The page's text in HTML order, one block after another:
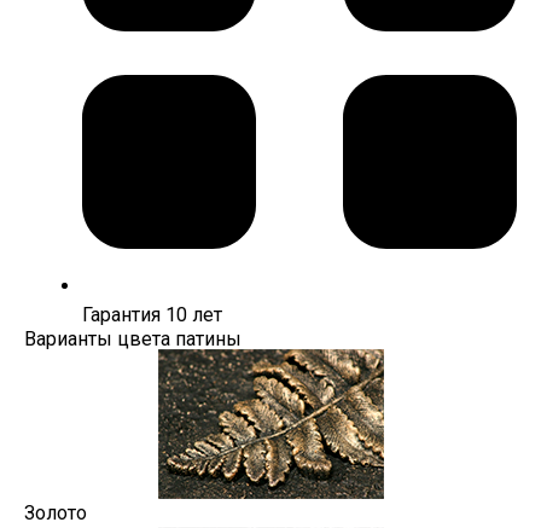
Гарантия 10 лет
Варианты цвета патины
Золото